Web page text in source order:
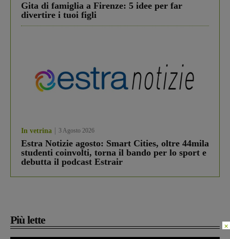
Gita di famiglia a Firenze: 5 idee per far
divertire i tuoi figli
In vetrina 3 Agosto 2026
Estra Notizie agosto: Smart Cities, oltre 44mila
studenti coinvolti, torna il bando per lo sport e
debutta il podcast Estrair
Più lette ×